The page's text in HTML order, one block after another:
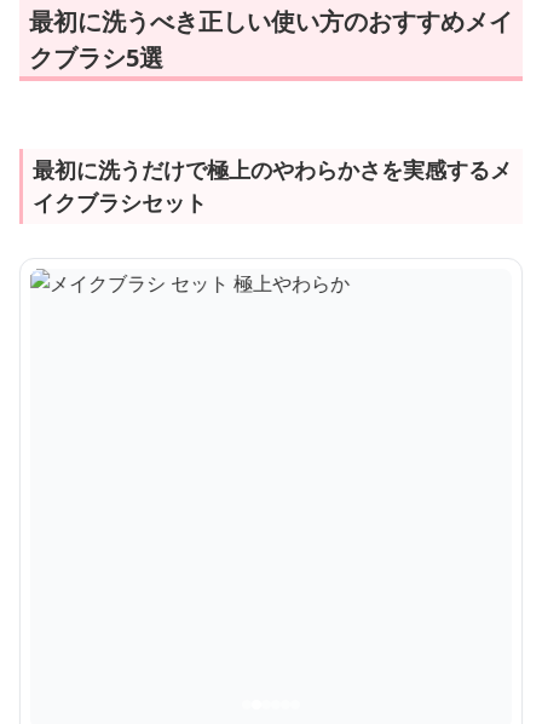
最初に洗うべき正しい使い方のおすすめメイ
クブラシ5選
最初に洗うだけで極上のやわらかさを実感するメ
イクブラシセット